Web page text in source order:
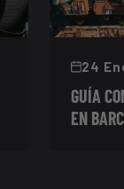
24
GUÍA
EN